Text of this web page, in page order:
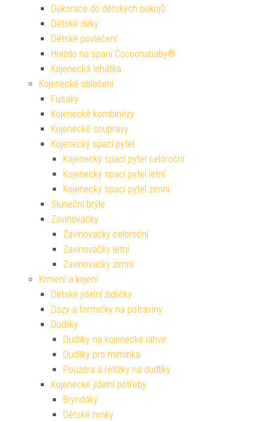
Dekorace do dětských pokojů
Dětské deky
Dětské povlečení
Hnízdo na spaní Cocoonababy®
Kojenecká lehátka
Kojenecké oblečení
Fusaky
Kojenecké kombinézy
Kojenecké soupravy
Kojenecký spací pytel
Kojenecký spací pytel celoroční
Kojenecký spací pytel letní
Kojenecký spací pytel zimní
Sluneční brýle
Zavinovačky
Zavinovačky celoroční
Zavinovačky letní
Zavinovačky zimní
Krmení a kojení
Dětské jídelní židličky
Dózy a formičky na potraviny
Dudlíky
Dudlíky na kojenecké láhve
Dudlíky pro miminka
Pouzdra a řetízky na dudlíky
Kojenecké jídelní potřeby
Bryndáky
Dětské hrnky